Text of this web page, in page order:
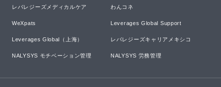
レバレジーズメディカルケア わんコネ
WeXpats Leverages Global Support
Leverages Global（上海） レバレジーズキャリアメキシコ
NALYSYS モチベーション管理 NALYSYS 労務管理